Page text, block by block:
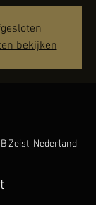
bekijken
Zeist, Nederland